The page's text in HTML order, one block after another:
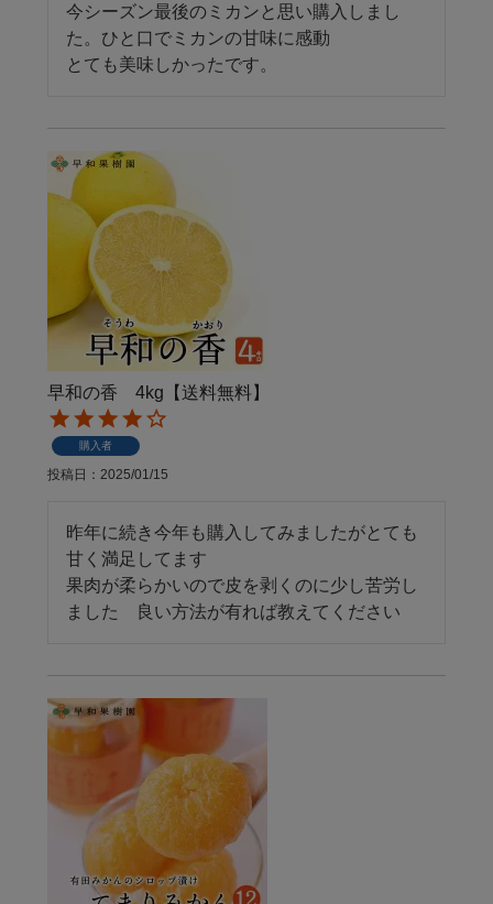
今シーズン最後のミカンと思い購入しまし
た。ひと口でミカンの甘味に感動
とても美味しかったです。
早和の香 4kg【送料無料】
購入者
投稿日 2025/01/15
昨年に続き今年も購入してみましたがとても
甘く満足してます
果肉が柔らかいので皮を剥くのに少し苦労し
ました　良い方法が有れば教えてください